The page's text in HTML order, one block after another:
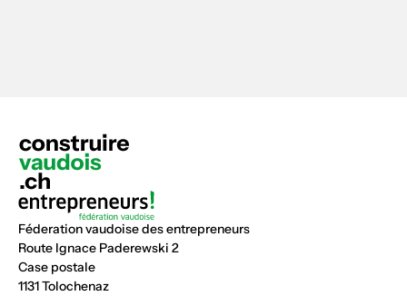
Féderation vaudoise des entrepreneurs
Route Ignace Paderewski 2
Case postale
1131 Tolochenaz